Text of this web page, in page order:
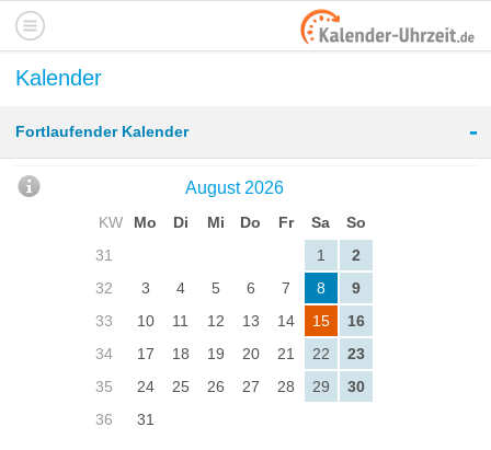
Kalender
Fortlaufender Kalender -
August 2026
KW Mo Di Mi Do Fr Sa
So
31
1
2
32
3 4 5 6 7 8
9
33
10 11 12 13 14 15
16
34
17 18 19 20 21 22
23
35
24 25 26 27 28 29
30
36
31